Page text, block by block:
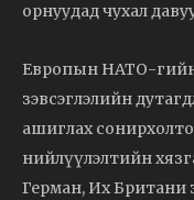
орнуудад чухал
Европын НАТО-гийн
зэвсэглэлийн
ашиглах
нийлүүлэлтийн
Герман, Их Британи